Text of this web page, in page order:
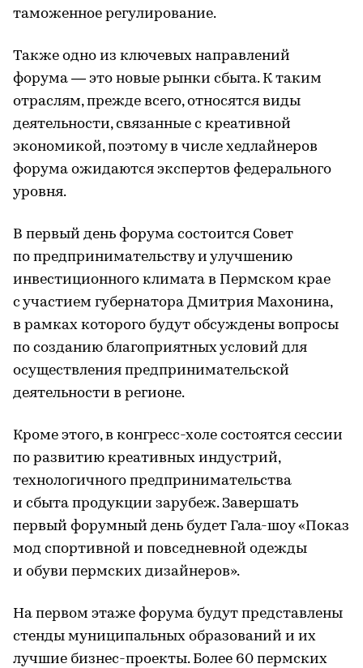
таможенное регулирование.
Также одно из ключевых направлений
форума — это новые рынки сбыта. К таким
отраслям, прежде всего, относятся виды
деятельности, связанные с креативной
экономикой, поэтому в числе хедлайнеров
форума ожидаются экспертов федерального
уровня.
В первый день форума состоится Совет
по предпринимательству и улучшению
инвестиционного климата в Пермском крае
с участием губернатора Дмитрия Махонина,
в рамках которого будут обсуждены вопросы
по созданию благоприятных условий для
осуществления предпринимательской
деятельности в регионе.
Кроме этого, в конгресс-холе состоятся сессии
по развитию креативных индустрий,
технологичного предпринимательства
и сбыта продукции зарубеж. Завершать
первый форумный день будет Гала-шоу «Показ
мод спортивной и повседневной одежды
и обуви пермских дизайнеров».
На первом этаже форума будут представлены
стенды муниципальных образований и их
лучшие бизнес-проекты. Более 60 пермских